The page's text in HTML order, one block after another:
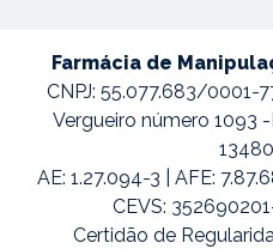
Farmácia de
CNPJ: 55.077.683/0001-
Vergueiro número 1093
AE: 1.27.094-3 | AFE:
CEVS:
Certidão de